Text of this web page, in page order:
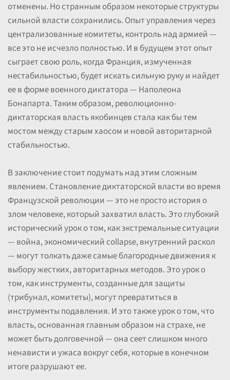
отменены. Но странным образом некоторые структуры
сильной власти сохранились. Опыт управления через
централизованные комитеты, контроль над армией —
все это не исчезло полностью. И в будущем этот опыт
сыграет свою роль, когда Франция, измученная
нестабильностью, будет искать сильную руку и найдет
ее в форме военного диктатора — Наполеона
Бонапарта. Таким образом, революционно-
диктаторская власть якобинцев стала как бы тем
мостом между старым хаосом и новой авторитарной
стабильностью.
В заключение стоит подумать над этим сложным
явлением. Становление диктаторской власти во время
Французской революции — это не просто история о
злом человеке, который захватил власть. Это глубокий
исторический урок о том, как экстремальные ситуации
— война, экономический collapse, внутренний раскол
— могут толкать даже самые благородные движения к
выбору жестких, авторитарных методов. Это урок о
том, как инструменты, созданные для защиты
(трибунал, комитеты), могут превратиться в
инструменты подавления. И это также урок о том, что
власть, основанная главным образом на страхе, не
может быть долговечной — она сеет слишком много
ненависти и ужаса вокруг себя, которые в конечном
итоге разрушают ее.